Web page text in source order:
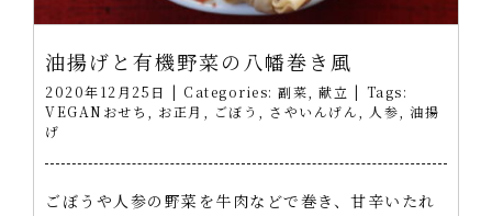
油揚げと有機野菜の八幡巻き風
2020年12月25日 | Categories: 副菜 献立 | Tags:
VEGANおせち
お正月 ごぼう さやいんげん 人参
油揚
げ
ごぼうや人参の野菜を牛肉などで巻き、甘辛いたれ